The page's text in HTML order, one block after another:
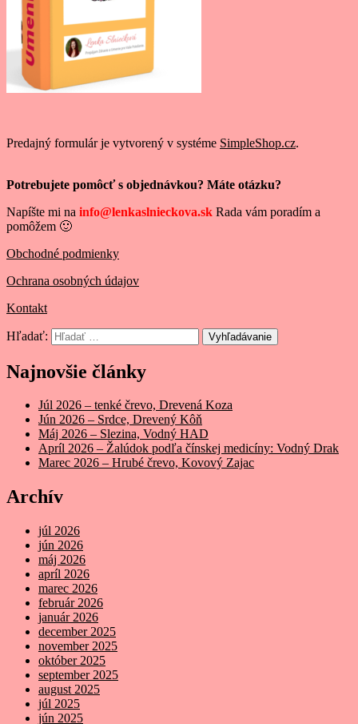
Predajný formulár je vytvorený v systéme SimpleShop.cz.
Potrebujete pomôcť s objednávkou? Máte otázku?
Napíšte mi na info@lenkaslnieckova.sk Rada vám poradím a
pomôžem 🙂
Obchodné podmienky
Ochrana osobných údajov
Kontakt
Hľadať: Vyhľadávanie
Najnovšie články
Júl 2026 – tenké črevo, Drevená Koza
Jún 2026 – Srdce, Drevený Kôň
Máj 2026 – Slezina, Vodný HAD
Apríl 2026 – Žalúdok podľa čínskej medicíny: Vodný Drak
Marec 2026 – Hrubé črevo, Kovový Zajac
Archív
júl 2026
jún 2026
máj 2026
apríl 2026
marec 2026
február 2026
január 2026
december 2025
november 2025
október 2025
september 2025
august 2025
júl 2025
jún 2025